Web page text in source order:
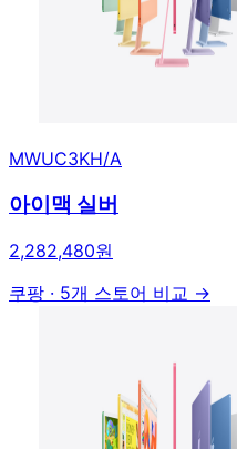
MWUC3KH/A
아이맥 실버
2,282,480원
쿠팡 · 5개 스토어 비교 →